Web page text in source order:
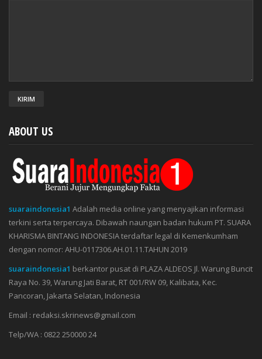
ABOUT US
suaraindonesia1 Adalah media online yang menyajikan informasi
terkini serta terpercaya. Dibawah naungan badan hukum PT. SUARA
KHARISMA BINTANG INDONESIA terdaftar legal di Kemenkumham
dengan nomor: AHU-0117306.AH.01.11.TAHUN 2019
suaraindonesia1 berkantor pusat di PLAZA ALDEOS Jl. Warung Buncit
Raya No. 39, Warung Jati Barat, RT 001/RW 09, Kalibata, Kec.
Pancoran, Jakarta Selatan, Indonesia
Email : redaksi.skrinews@gmail.com
Telp/WA : 0822 250000 24